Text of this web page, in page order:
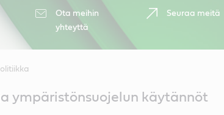
Ota meihin
yhteyttä
Seuraa meitä
ympäristönsuojelun käytännöt